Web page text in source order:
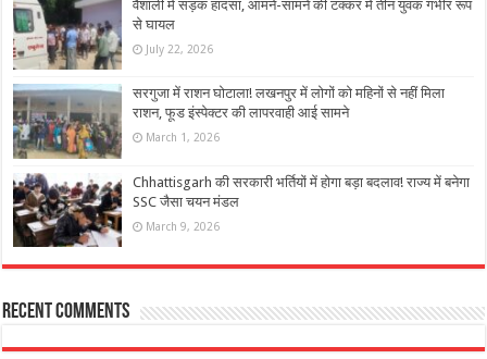
वैशाली में सड़क हादसा, आमने-सामने की टक्कर में तीन युवक गंभीर रूप
से घायल
July 22, 2026
सरगुजा में राशन घोटाला! लखनपुर में लोगों को महिनों से नहीं मिला
राशन, फूड इंस्पेक्टर की लापरवाही आई सामने
March 1, 2026
Chhattisgarh की सरकारी भर्तियों में होगा बड़ा बदलाव! राज्य में बनेगा
SSC जैसा चयन मंडल
March 9, 2026
Recent Comments